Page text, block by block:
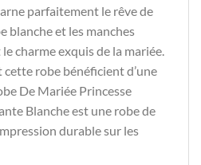
parfaitement le rêve de
blanche et les manches
charme exquis de la mariée.
robe bénéficient d’une
De Mariée Princesse
Blanche est une robe de
durable sur les